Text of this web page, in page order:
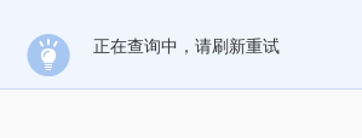
正在查询中，请刷新重试